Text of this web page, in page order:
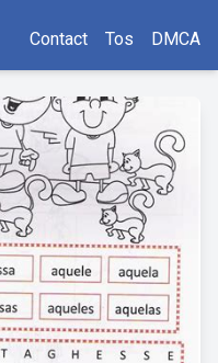
Contact Tos DMCA